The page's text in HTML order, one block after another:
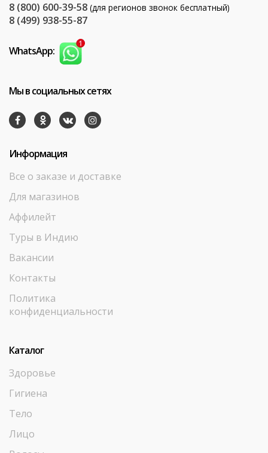
8 (800) 600-39-58 (для регионов звонок бесплатный)
8 (499) 938-55-87
WhatsApp:
Мы в социальных сетях
Информация
Все о заказе и доставке
Для магазинов
Аффилейт
Туры в Индию
Вакансии
Контакты
Политика
конфиденциальности
Каталог
Здоровье
Гигиена
Тело
Лицо